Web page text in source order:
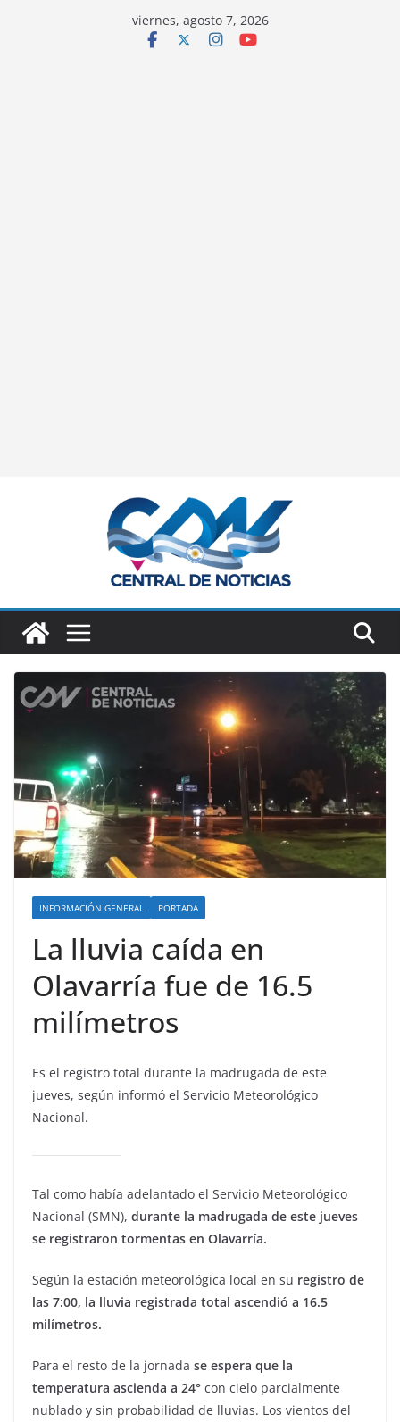
viernes, agosto 7, 2026
INFORMACIÓN GENERAL PORTADA
La lluvia caída en
Olavarría fue de 16.5
milímetros
Es el registro total durante la madrugada de este
jueves, según informó el Servicio Meteorológico
Nacional.
Tal como había adelantado el Servicio Meteorológico
Nacional (SMN), durante la madrugada de este jueves
se registraron tormentas en Olavarría.
Según la estación meteorológica local en su registro de
las 7:00, la lluvia registrada total ascendió a 16.5
milímetros.
Para el resto de la jornada se espera que la
temperatura ascienda a 24° con cielo parcialmente
nublado y sin probabilidad de lluvias. Los vientos del